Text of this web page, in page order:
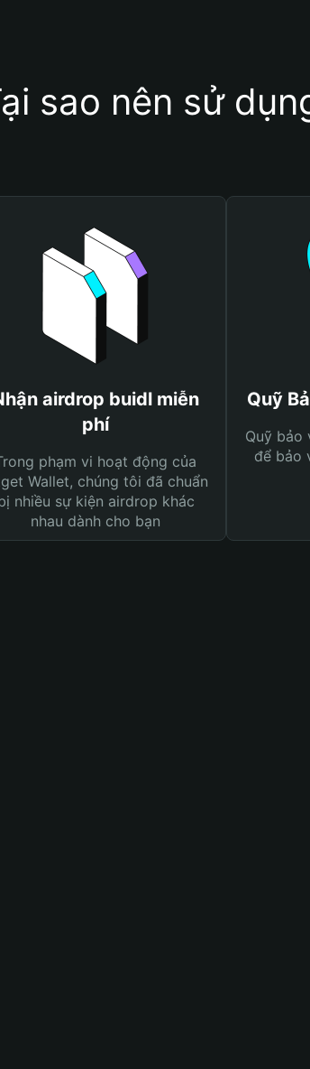
sao nên sử
airdrop buidl miễn
phí
phạm vi hoạt động của
Wallet, chúng tôi đã chuẩn
nhiều sự kiện airdrop khác
nhau dành cho bạn
Quỹ
Quỹ bảo
để bảo